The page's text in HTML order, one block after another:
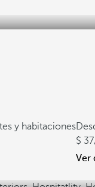
y habitaciones
37
Ver